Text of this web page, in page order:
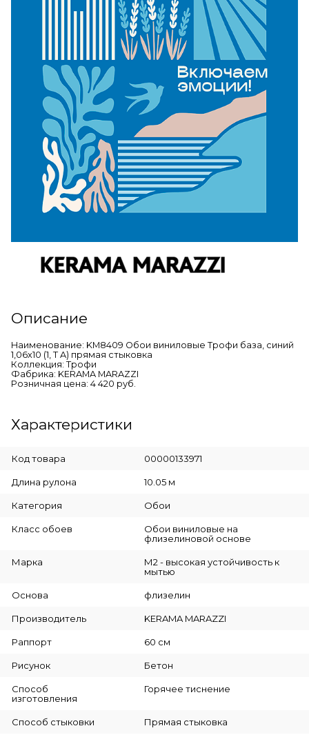
Описание
Наименование: KM8409 Обои виниловые Трофи база, синий
1,06х10 (1, Т A) прямая стыковка
Коллекция: Трофи
Фабрика: KERAMA MARAZZI
Розничная цена: 4 420 руб.
Характеристики
Код товара 00000133971
Длина рулона 10.05 м
Категория Обои
Класс обоев
Обои виниловые на
флизелиновой основе
Марка
М2 - высокая устойчивость к
мытью
Основа флизелин
Производитель KERAMA MARAZZI
Раппорт 60 см
Рисунок Бетон
Способ
изготовления
Горячее тиснение
Способ стыковки Прямая стыковка